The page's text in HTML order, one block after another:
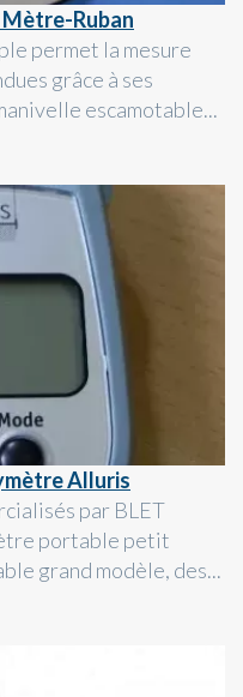
Mètre-Ruban
permet la mesure
grâce à ses
escamotable...
Alluris
par BLET
portable petit
grand modèle, des...